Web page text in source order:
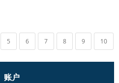
5 6 7 8 9 10
账户